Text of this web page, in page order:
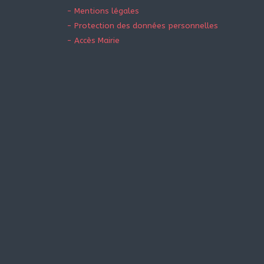
- Mentions légales
- Protection des données personnelles
- Accès Mairie